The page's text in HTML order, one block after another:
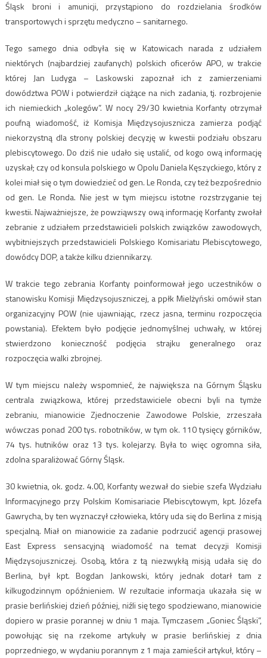
Śląsk broni i amunicji, przystąpiono do rozdzielania środków
transportowych i sprzętu medyczno – sanitarnego.
Tego samego dnia odbyła się w Katowicach narada z udziałem
niektórych (najbardziej zaufanych) polskich oficerów APO, w trakcie
której Jan Ludyga – Laskowski zapoznał ich z zamierzeniami
dowództwa POW i potwierdził ciążące na nich zadania, tj. rozbrojenie
ich niemieckich „kolegów”. W nocy 29/30 kwietnia Korfanty otrzymał
poufną wiadomość, iż Komisja Międzysojusznicza zamierza podjąć
niekorzystną dla strony polskiej decyzję w kwestii podziału obszaru
plebiscytowego. Do dziś nie udało się ustalić, od kogo ową informację
uzyskał; czy od konsula polskiego w Opolu Daniela Kęszyckiego, który z
kolei miał się o tym dowiedzieć od gen. Le Ronda, czy też bezpośrednio
od gen. Le Ronda. Nie jest w tym miejscu istotne rozstrzyganie tej
kwestii. Najważniejsze, że powziąwszy ową informację Korfanty zwołał
zebranie z udziałem przedstawicieli polskich związków zawodowych,
wybitniejszych przedstawicieli Polskiego Komisariatu Plebiscytowego,
dowódcy DOP, a także kilku dziennikarzy.
W trakcie tego zebrania Korfanty poinformował jego uczestników o
stanowisku Komisji Międzysojuszniczej, a ppłk Mielżyński omówił stan
organizacyjny POW (nie ujawniając, rzecz jasna, terminu rozpoczęcia
powstania). Efektem było podjęcie jednomyślnej uchwały, w której
stwierdzono konieczność podjęcia strajku generalnego oraz
rozpoczęcia walki zbrojnej.
W tym miejscu należy wspomnieć, że największa na Górnym Śląsku
centrala związkowa, której przedstawiciele obecni byli na tymże
zebraniu, mianowicie Zjednoczenie Zawodowe Polskie, zrzeszała
wówczas ponad 200 tys. robotników, w tym ok. 110 tysięcy górników,
74 tys. hutników oraz 13 tys. kolejarzy. Była to więc ogromna siła,
zdolna sparaliżować Górny Śląsk.
30 kwietnia, ok. godz. 4.00, Korfanty wezwał do siebie szefa Wydziału
Informacyjnego przy Polskim Komisariacie Plebiscytowym, kpt. Józefa
Gawrycha, by ten wyznaczył człowieka, który uda się do Berlina z misją
specjalną. Miał on mianowicie za zadanie podrzucić agencji prasowej
East Express sensacyjną wiadomość na temat decyzji Komisji
Międzysojuszniczej. Osobą, która z tą niezwykłą misją udała się do
Berlina, był kpt. Bogdan Jankowski, który jednak dotarł tam z
kilkugodzinnym opóźnieniem. W rezultacie informacja ukazała się w
prasie berlińskiej dzień później, niźli się tego spodziewano, mianowicie
dopiero w prasie porannej w dniu 1 maja. Tymczasem „Goniec Śląski”,
powołując się na rzekome artykuły w prasie berlińskiej z dnia
poprzedniego, w wydaniu porannym z 1 maja zamieścił artykuł, który –